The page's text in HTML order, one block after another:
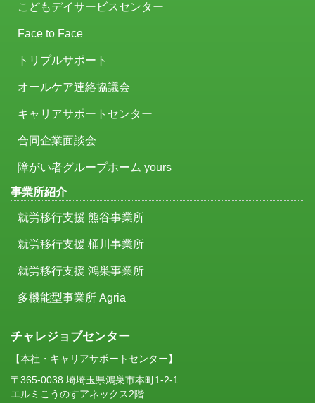
こどもデイサービスセンター
Face to Face
トリプルサポート
オールケア連絡協議会
キャリアサポートセンター
合同企業面談会
障がい者グループホーム yours
事業所紹介
就労移行支援 熊谷事業所
就労移行支援 桶川事業所
就労移行支援 鴻巣事業所
多機能型事業所 Agria
チャレジョブセンター
【本社・キャリアサポートセンター】
〒365-0038 埼埼玉県鴻巣市本町1-2-1
エルミこうのすアネックス2階